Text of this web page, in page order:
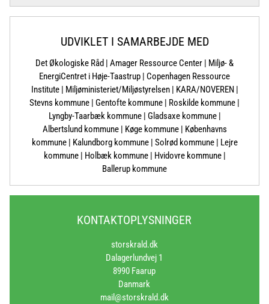
UDVIKLET I SAMARBEJDE MED
Det Økologiske Råd | Amager Ressource Center | Miljø- &
EnergiCentret i Høje-Taastrup | Copenhagen Ressource
Institute | Miljøministeriet/Miljøstyrelsen | KARA/NOVEREN |
Stevns kommune | Gentofte kommune | Roskilde kommune |
Lyngby-Taarbæk kommune | Gladsaxe kommune |
Albertslund kommune | Køge kommune | Københavns
kommune | Kalundborg kommune | Solrød kommune | Lejre
kommune | Holbæk kommune | Hvidovre kommune |
Ballerup kommune
KONTAKTOPLYSNINGER
storskrald.dk
Dalagerlundvej 1
8990 Faarup
Danmark
mail@storskrald.dk